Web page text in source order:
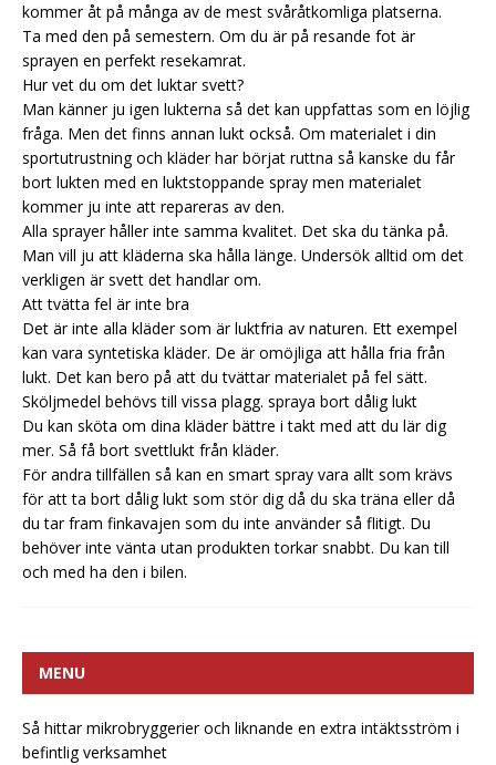
kommer åt på många av de mest svåråtkomliga platserna.
Ta med den på semestern. Om du är på resande fot är
sprayen en perfekt resekamrat.
Hur vet du om det luktar svett?
Man känner ju igen lukterna så det kan uppfattas som en löjlig
fråga. Men det finns annan lukt också. Om materialet i din
sportutrustning och kläder har börjat ruttna så kanske du får
bort lukten med en luktstoppande spray men materialet
kommer ju inte att repareras av den.
Alla sprayer håller inte samma kvalitet. Det ska du tänka på.
Man vill ju att kläderna ska hålla länge. Undersök alltid om det
verkligen är svett det handlar om.
Att tvätta fel är inte bra
Det är inte alla kläder som är luktfria av naturen. Ett exempel
kan vara syntetiska kläder. De är omöjliga att hålla fria från
lukt. Det kan bero på att du tvättar materialet på fel sätt.
Sköljmedel behövs till vissa plagg. spraya bort dålig lukt
Du kan sköta om dina kläder bättre i takt med att du lär dig
mer. Så få bort svettlukt från kläder.
För andra tillfällen så kan en smart spray vara allt som krävs
för att ta bort dålig lukt som stör dig då du ska träna eller då
du tar fram finkavajen som du inte använder så flitigt. Du
behöver inte vänta utan produkten torkar snabbt. Du kan till
och med ha den i bilen.
MENU
Så hittar mikrobryggerier och liknande en extra intäktsström i
befintlig verksamhet